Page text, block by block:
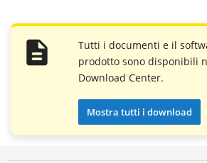
Tutti i documenti e il
prodotto sono disponibili
Download Center.
Mostra tutti i download